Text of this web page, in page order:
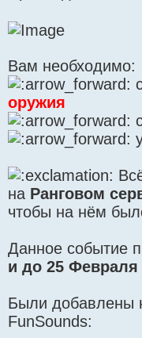
Вам необходимо:
оружия
на Ранговом
чтобы на нём
Данное событие
и до 25 Февраля
Были добавлены
FunSounds: